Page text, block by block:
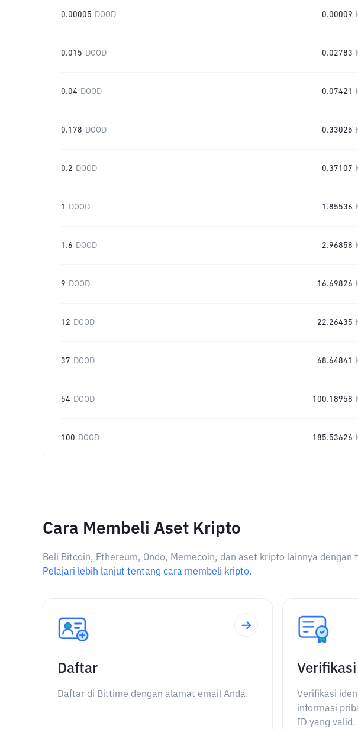
0.00005 DOOD 0.00009
0.015 DOOD 0.02783
0.04 DOOD 0.07421
0.178 DOOD 0.33025
0.2 DOOD 0.37107
1 DOOD 1.85536
1.6 DOOD 2.96858
9 DOOD 16.69826
12 DOOD 22.26435
37 DOOD 68.64841
54 DOOD 100.18958
100 DOOD 185.53626
Cara Membeli Aset Kripto
Beli Bitcoin, Ethereum, Ondo, Memecoin, dan aset kripto lainnya dengan
Pelajari lebih lanjut tentang cara membeli kripto.
Daftar
Daftar di Bittime dengan alamat email Anda.
Verifikasi
informasi
ID yang valid.